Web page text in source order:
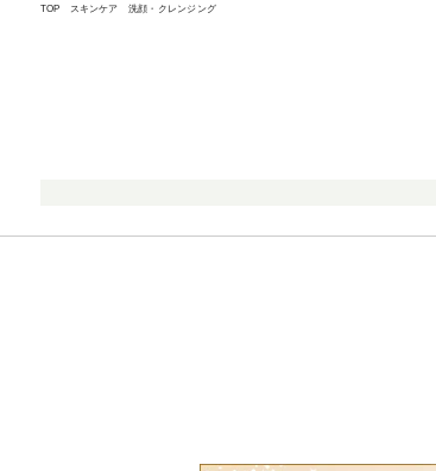
TOP スキンケア 洗顔・クレンジング